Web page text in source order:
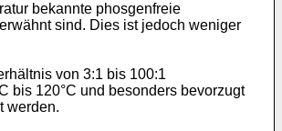
bekannte phosgenfreie
sind. Dies ist jedoch weniger
von 3:1 bis 100:1
bis 120°C und besonders bevorzugt
werden.